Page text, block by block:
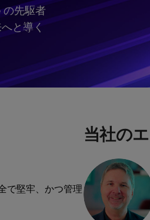
先駆者
と導く
で堅牢、かつ管理
当社の